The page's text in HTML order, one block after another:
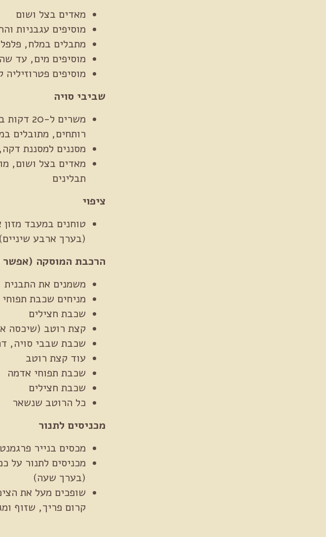
מאדים בצל ושום
מוסיפים עגבניות
מתבלים במלח,
מוסיפים מים, עד
מוסיפים פטרוזיליה
שביבי סויה
משרים
רותחים, מתובלים
מסננים למסננת
מאדים בצל ושום,
תבלינים
ציפוי
טוחנים במעבד
(בערך ארבע
הרכבת המוסקה
משמנים את התבנית
מניחים שכבת
שכבת חצילים
קצת רוטב (שיכסה
שכבת שבבי סויה,
עוד קצת רוטב
שכבת תפוחי אדמה
שכבת חצילים
כל הרוטב שנשאר
מכניסים לתנור
מכסים בנייר
(בערך שעה)
שופכים מעל את
קרום פריך, שזוף